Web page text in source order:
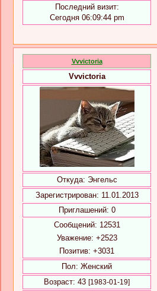
Последний визит:
Сегодня 06:09:44 pm
Vvvictoria
Vvvictoria
Откуда: Энгельс
Зарегистрирован: 11.01.2013
Приглашений: 0
Сообщений: 12531
Уважение: +2523
Позитив: +3031
Пол: Женский
Возраст: 43 [1983-01-19]